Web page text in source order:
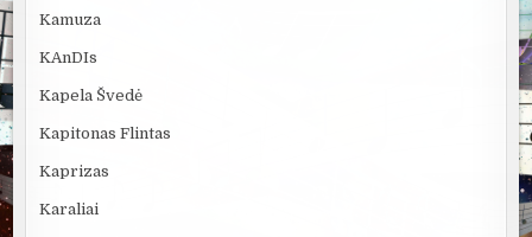
Kamuza
KAnDIs
Kapela Švedė
Kapitonas Flintas
Kaprizas
Karaliai